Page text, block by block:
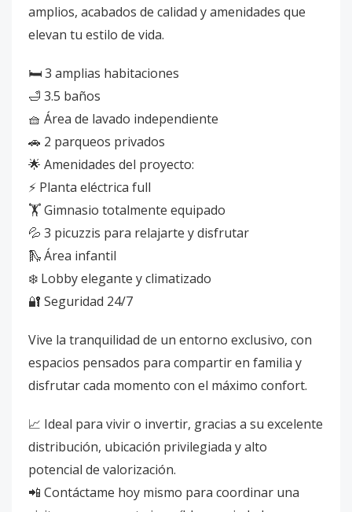
amplios, acabados de calidad y amenidades que
elevan tu estilo de vida.
🛏️ 3 amplias habitaciones
🛁 3.5 baños
🧺 Área de lavado independiente
🚗 2 parqueos privados
🌟 Amenidades del proyecto:
⚡ Planta eléctrica full
🏋️ Gimnasio totalmente equipado
💦 3 picuzzis para relajarte y disfrutar
🛝 Área infantil
❄️ Lobby elegante y climatizado
🔐 Seguridad 24/7
Vive la tranquilidad de un entorno exclusivo, con
espacios pensados para compartir en familia y
disfrutar cada momento con el máximo confort.
📈 Ideal para vivir o invertir, gracias a su excelente
distribución, ubicación privilegiada y alto
potencial de valorización.
📲 Contáctame hoy mismo para coordinar una